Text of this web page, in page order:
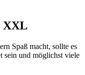
XXL
Spaß macht, sollte es
sein und möglichst viele